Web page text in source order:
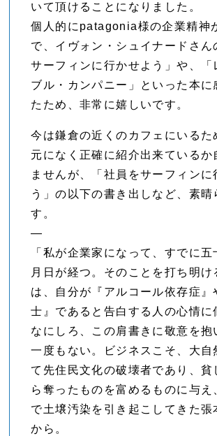
いて頂けることになりました。
個人的にpatagonia様の企業精神
で、イヴォン・シュイナードさん
サーフィンに行かせよう」や、「
ブル・カンパニー」といった本に
たため、非常に嬉しいです。
今は鎌倉の近くのカフェにいるた
元になく正確に紹介出来ているか
ませんが、「社員をサーフィンに
う」の以下の書き出しなど、素晴
す。
—
「私が企業家になって、すでに五
月日が経つ。そのことを打ち明け
は、自分が『アルコール依存症』
士』であると告白する人の心情に
なにしろ、この肩書きに敬意を抱
一度もない。ビジネスこそ、大自
て先住民文化の破壊者であり、貧
ら奪ったものを富めるものに与え
で土壌汚染を引き起こしてきた張
から。